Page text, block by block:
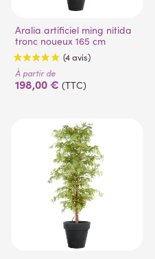
Aralia artificiel ming nitida
tronc noueux 165 cm
À partir de
198,00 € (TTC)